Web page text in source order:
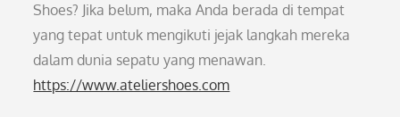
Shoes? Jika belum, maka Anda berada di tempat
yang tepat untuk mengikuti jejak langkah mereka
dalam dunia sepatu yang menawan.
https://www.ateliershoes.com